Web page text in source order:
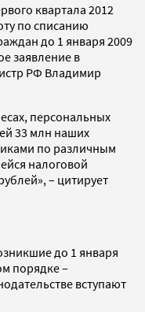
квартала 2012
по списанию
до 1 января 2009
заявление в
РФ Владимир
персональных
33 млн наших
по различным
налоговой
– цитирует
до 1 января
порядке –
вступают